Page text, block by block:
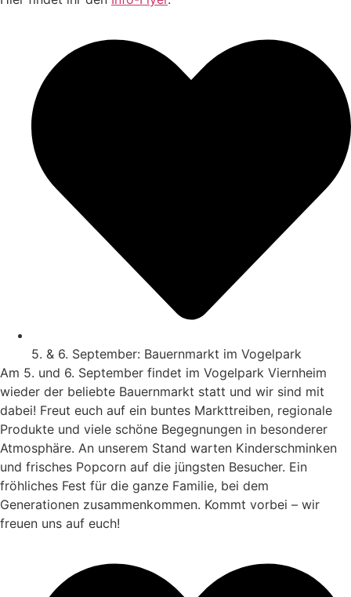
5. & 6. September: Bauernmarkt im Vogelpark
Am 5. und 6. September findet im Vogelpark Viernheim
wieder der beliebte Bauernmarkt statt und wir sind mit
dabei! Freut euch auf ein buntes Markttreiben, regionale
Produkte und viele schöne Begegnungen in besonderer
Atmosphäre. An unserem Stand warten Kinderschminken
und frisches Popcorn auf die jüngsten Besucher. Ein
fröhliches Fest für die ganze Familie, bei dem
Generationen zusammenkommen. Kommt vorbei – wir
freuen uns auf euch!